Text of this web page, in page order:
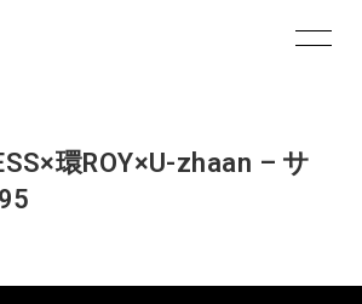
環ROY×U-zhaan – サ